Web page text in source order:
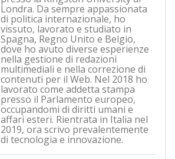
Londra. Da sempre appassionata
di politica internazionale, ho
vissuto, lavorato e studiato in
Spagna, Regno Unito e Belgio,
dove ho avuto diverse esperienze
nella gestione di redazioni
multimediali e nella correzione di
contenuti per il Web. Nel 2018 ho
lavorato come addetta stampa
presso il Parlamento europeo,
occupandomi di diritti umani e
affari esteri. Rientrata in Italia nel
2019, ora scrivo prevalentemente
di tecnologia e innovazione.